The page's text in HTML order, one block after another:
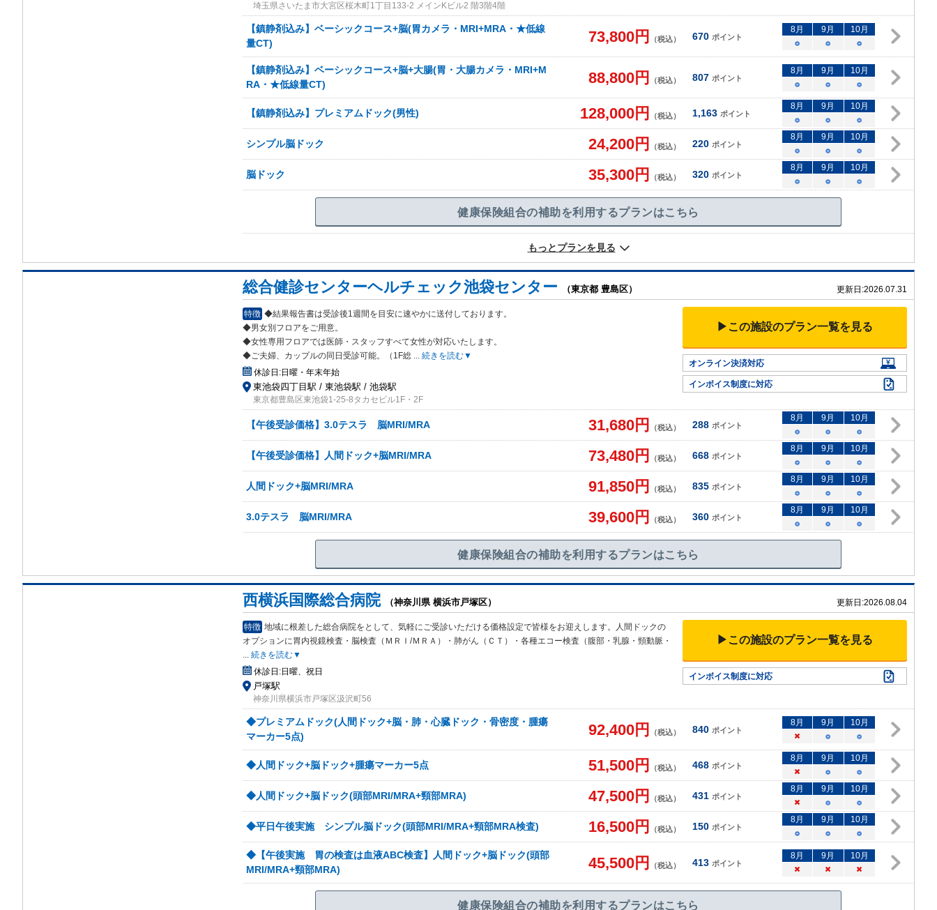
埼玉県さいたま市大宮区桜木町1丁目133-2 メインKビル2 階3階4階
【鎮静剤込み】ベーシックコース+脳(胃カメラ・MRI+MRA・★低線
量CT)
73,800円 （税込） 670 ポイント
8月 9月 10月
○
○ ○
【鎮静剤込み】ベーシックコース+脳+大腸(胃・大腸カメラ・MRI+M
RA・★低線量CT)
88,800円 （税込） 807 ポイント
8月 9月 10月
○
○ ○
【鎮静剤込み】プレミアムドック(男性) 128,000円 （税込） 1,163 ポイント
8月 9月 10月
○
○ ○
シンプル脳ドック 24,200円 （税込） 220 ポイント
8月 9月 10月
○
○ ○
脳ドック 35,300円 （税込） 320 ポイント
8月 9月 10月
○
○ ○
健康保険組合の補助を利用するプランはこちら
もっとプランを見る
総合健診センターヘルチェック池袋センター （東京都 豊島区） 更新日:2026.07.31
特徴 ◆結果報告書は受診後1週間を目安に速やかに送付しております。
◆男女別フロアをご用意。
◆女性専用フロアでは医師・スタッフすべて女性が対応いたします。
◆ご夫婦、カップルの同日受診可能。（1F総 ... 続きを読む▼
休診日:日曜・年末年始
東池袋四丁目駅 / 東池袋駅 / 池袋駅
東京都豊島区東池袋1-25-8タカセビル1F・2F
▶この施設のプラン一覧を見る
オンライン決済対応
インボイス制度に対応
【午後受診価格】3.0テスラ 脳MRI/MRA 31,680円 （税込） 288 ポイント
8月 9月 10月
○
○ ○
【午後受診価格】人間ドック+脳MRI/MRA 73,480円 （税込） 668 ポイント
8月 9月 10月
○
○ ○
人間ドック+脳MRI/MRA 91,850円 （税込） 835 ポイント
8月 9月 10月
○
○ ○
3.0テスラ 脳MRI/MRA 39,600円 （税込） 360 ポイント
8月 9月 10月
○
○ ○
健康保険組合の補助を利用するプランはこちら
西横浜国際総合病院 （神奈川県 横浜市戸塚区） 更新日:2026.08.04
特徴 地域に根差した総合病院をとして、気軽にご受診いただける価格設定で皆様をお迎えします。人間ドックの
オプションに胃内視鏡検査・脳検査（ＭＲＩ/ＭＲＡ）・肺がん（ＣＴ）・各種エコー検査（腹部・乳腺・頸動脈・
... 続きを読む▼
休診日:日曜、祝日
戸塚駅
神奈川県横浜市戸塚区汲沢町56
▶この施設のプラン一覧を見る
インボイス制度に対応
◆プレミアムドック(人間ドック+脳・肺・心臓ドック・骨密度・腫瘍
マーカー5点)
92,400円 （税込） 840 ポイント
8月 9月 10月
×
○ ○
◆人間ドック+脳ドック+腫瘍マーカー5点 51,500円 （税込） 468 ポイント
8月 9月 10月
×
○ ○
◆人間ドック+脳ドック(頭部MRI/MRA+頸部MRA) 47,500円 （税込） 431 ポイント
8月 9月 10月
×
○ ○
◆平日午後実施 シンプル脳ドック(頭部MRI/MRA+頸部MRA検査) 16,500円 （税込） 150 ポイント
8月 9月 10月
○
○ ○
◆【午後実施 胃の検査は血液ABC検査】人間ドック+脳ドック(頭部
MRI/MRA+頸部MRA)
45,500円 （税込） 413 ポイント
8月 9月 10月
×
× ×
健康保険組合の補助を利用するプランはこちら